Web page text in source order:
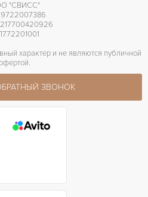
"СВИСС"
характер и не являются публичной
ЗВОНОК